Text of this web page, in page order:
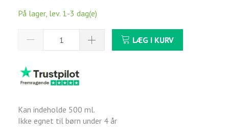
På lager, lev. 1-3 dag(e)
LÆG I KURV
Kan indeholde 500 ml.
Ikke egnet til børn under 4 år